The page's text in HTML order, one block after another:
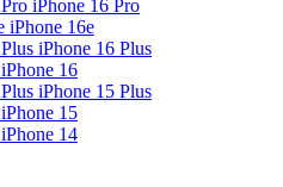
iPhone 16 Pro
iPhone 16e
iPhone 16 Plus
iPhone 16
iPhone 15 Plus
iPhone 15
iPhone 14